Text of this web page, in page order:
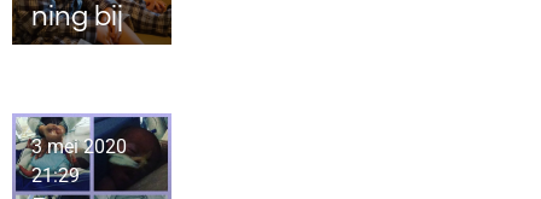
ning bij
een
3 mei 2020
21:29